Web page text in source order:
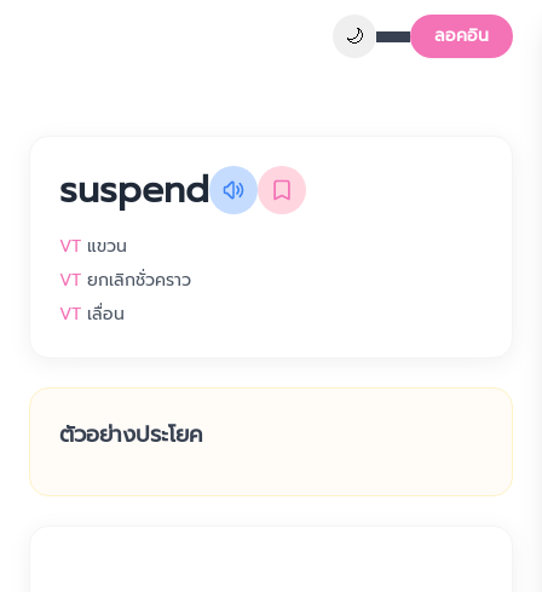
🌙 ลอคอิน
suspend
VT แขวน
VT ยกเลิกชั่วคราว
VT เลื่อน
ตัวอย่างประโยค